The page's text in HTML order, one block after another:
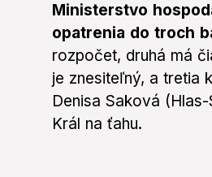
Ministerstvo
opatrenia do troch
rozpočet, druhá má
je znesiteľný, a tretia
Denisa Saková
Král na ťahu.